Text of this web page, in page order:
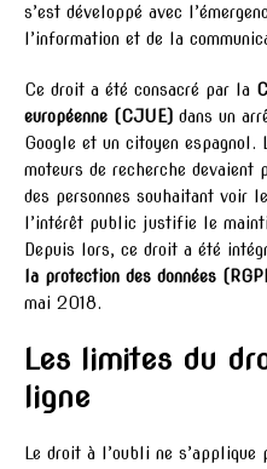
s’est développé avec
l’information et de la
Ce droit a été consacré par la
européenne (CJUE) dans un
Google et un citoyen
moteurs de recherche devaient
des personnes souhaitant voir
l’intérêt public justifie le
Depuis lors, ce droit a été
la protection des données
mai 2018.
Les limites du
ligne
Le droit à l’oubli ne s’applique